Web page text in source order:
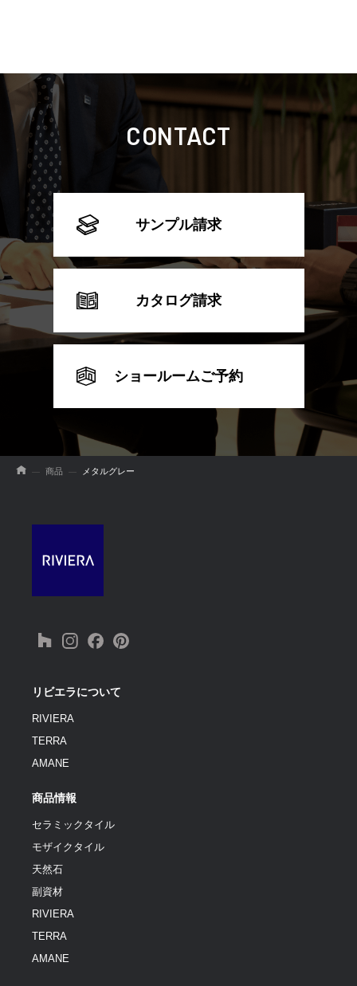
CONTACT
サンプル請求
カタログ請求
ショールームご予約
商品 メタルグレー
リビエラについて
RIVIERA
TERRA
AMANE
商品情報
セラミックタイル
モザイクタイル
天然石
副資材
RIVIERA
TERRA
AMANE